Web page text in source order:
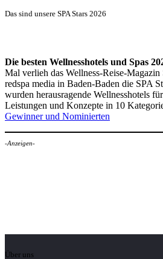
Das sind unsere SPA Stars 2026
Die besten Wellnesshotels und Spas
Mal verlieh das Wellness-Reise-Magazin
redspa media in Baden-Baden die SPA
wurden herausragende Wellnesshotels
Leistungen und Konzepte in 10
Gewinner und Nominierten
-Anzeigen-
Über uns